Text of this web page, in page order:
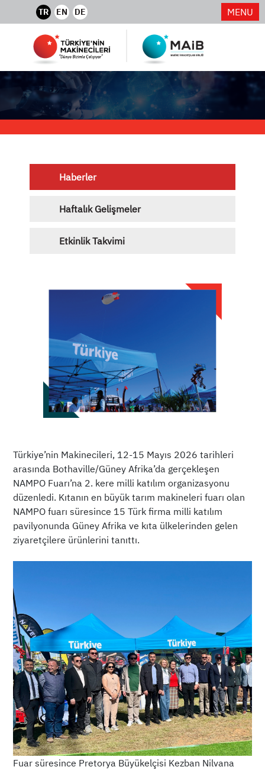
TR EN DE MENU
Haberler
Haftalık Gelişmeler
Etkinlik Takvimi
Türkiye’nin Makinecileri, 12-15 Mayıs 2026 tarihleri
arasında Bothaville/Güney Afrika’da gerçekleşen
NAMPO Fuarı’na 2. kere milli katılım organizasyonu
düzenledi. Kıtanın en büyük tarım makineleri fuarı olan
NAMPO fuarı süresince 15 Türk firma milli katılım
pavilyonunda Güney Afrika ve kıta ülkelerinden gelen
ziyaretçilere ürünlerini tanıttı.
Fuar süresince Pretorya Büyükelçisi Kezban Nilvana